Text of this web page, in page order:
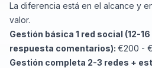
La diferencia está en el alcance y
valor.
Gestión básica 1 red social (12-
respuesta comentarios): €200 -
Gestión completa 2-3 redes +